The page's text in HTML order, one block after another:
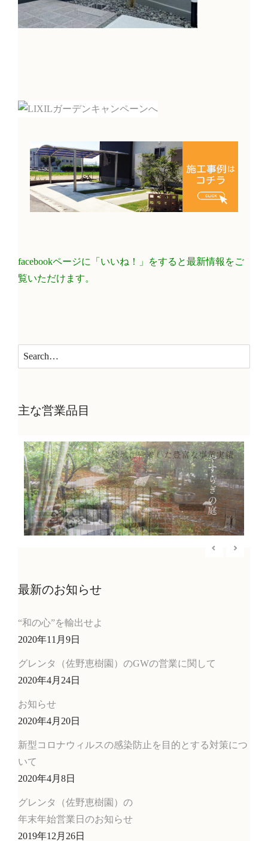
facebookページに「いいね！」をすると最新情報をご
覧いただけます。
主な営業品目
最新のお知らせ
“和の心”を輸出せよ
2020年11月9日
グレンタ（佐野恵樹園）のGWの営業に関して
2020年4月24日
お知らせ
2020年4月20日
新型コロナウィルスの感染防止を目的とする対策につ
いて
2020年4月8日
グレンタ（佐野恵樹園）の
年末年始営業日のお知らせ
2019年12月26日